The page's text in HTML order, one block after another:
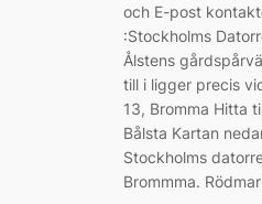
och E-post
:Stockholms
Ålstens
till i ligger precis
13, Bromma Hitta
Bålsta Kartan
Stockholms
Brommma.